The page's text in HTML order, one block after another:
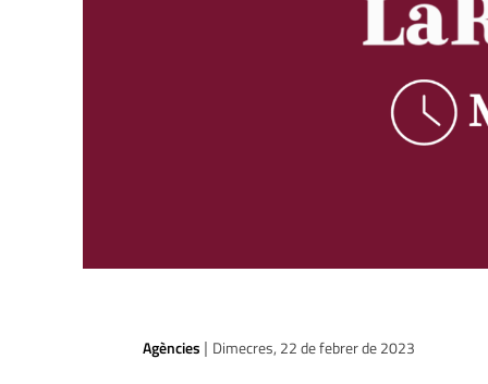
Agències | Dimecres, 22 de febrer de 2023